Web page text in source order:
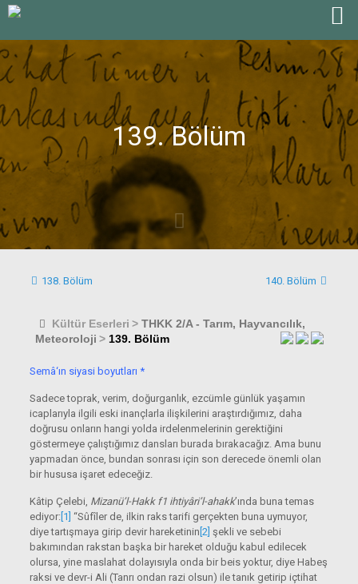
139. Bölüm
138. Bölüm 140. Bölüm
Kültür Eserleri > THKK 2/A - Tarım, Hayvancılık,
Meteoroloji > 139. Bölüm
Semâ‘ın siyasi boyutları *
Sadece toprak, verim, doğurganlık, ezcümle günlük yaşamın
icaplarıyla ilgili eski inançlarla ilişkilerini araştırdığımız, daha
doğrusu onların hangi yolda irdelenmelerinin gerektiğini
göstermeye çalıştığımız dansları burada bırakacağız. Ama bunu
yapmadan önce, bundan sonrası için son derecede önemli olan
bir hususa işaret edeceğiz.
Kâtip Çelebi, Mizanü’l-Hakk f1 ihtiyâri’l-ahakk’ında buna temas
ediyor: [1] “Sûfîler de, ilkin raks tarifi gerçekten buna uymuyor,
diye tartışmaya girip devir hareketinin [2] şekli ve sebebi
bakımından rakstan başka bir hareket olduğu kabul edilecek
olursa, yine maslahat dolayısıyla onda bir beis yoktur, diye Habeş
raksi ve devr-i Ali (Tanrı ondan razi olsun) ile tanık getirip içtihat